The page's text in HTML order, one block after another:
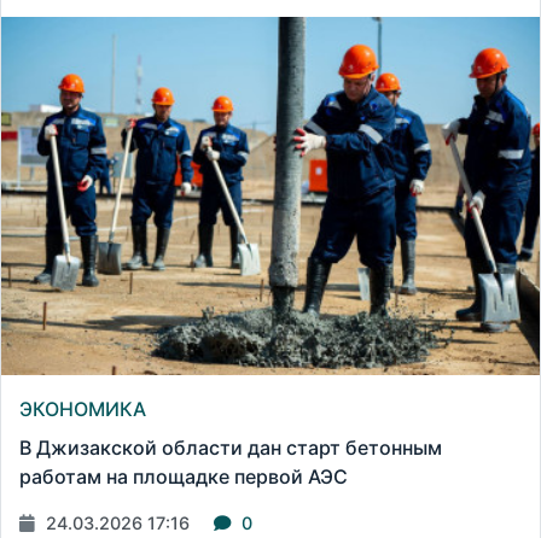
ЭКОНОМИКА
В Джизакской области дан старт бетонным
работам на площадке первой АЭС
24.03.2026 17:16 0